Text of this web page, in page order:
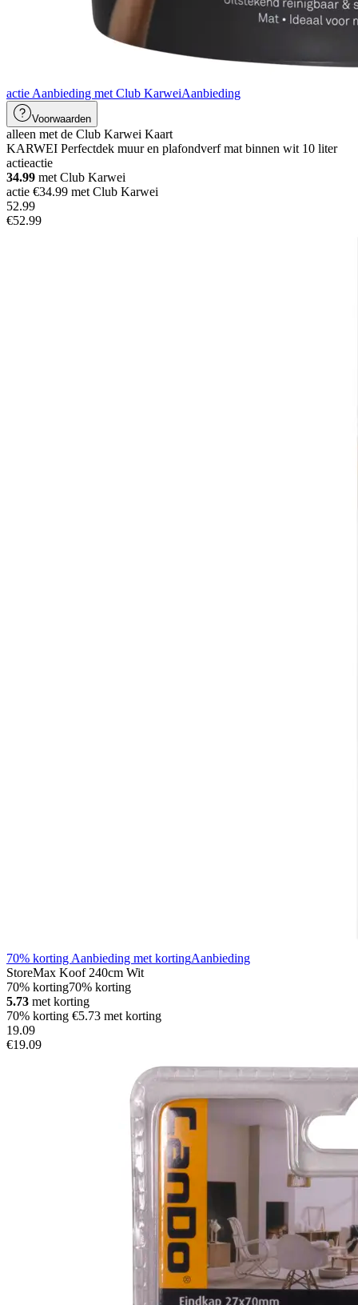
actie Aanbieding met Club KarweiAanbieding
Voorwaarden
alleen met de Club Karwei Kaart
KARWEI Perfectdek muur en plafondverf mat binnen wit 10 liter
actieactie
34.99 met Club Karwei
actie €34.99 met Club Karwei
52.99
€52.99
70% korting Aanbieding met kortingAanbieding
StoreMax Koof 240cm Wit
70% korting70% korting
5.73 met korting
70% korting €5.73 met korting
19.09
€19.09